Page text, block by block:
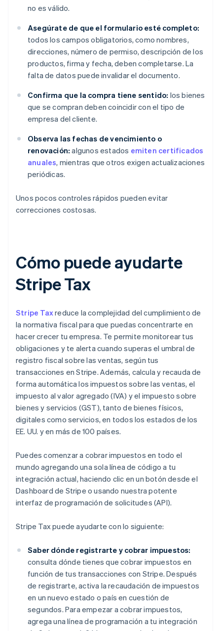
no es válido.
Asegúrate de que el formulario esté completo:
todos los campos obligatorios, como nombres,
direcciones, número de permiso, descripción de los
productos, firma y fecha, deben completarse. La
falta de datos puede invalidar el documento.
Confirma que la compra tiene sentido: los bienes
que se compran deben coincidir con el tipo de
empresa del cliente.
Observa las fechas de vencimiento o
renovación: algunos estados emiten certificados
anuales, mientras que otros exigen actualizaciones
periódicas.
Unos pocos controles rápidos pueden evitar
correcciones costosas.
Cómo puede ayudarte
Stripe Tax
Stripe Taxreduce la complejidad del cumplimiento de
la normativa fiscal para que puedas concentrarte en
hacer crecer tu empresa. Te permite monitorear tus
obligaciones y te alerta cuando superas el umbral de
registro fiscal sobre las ventas, según tus
transacciones en Stripe. Además, calcula y recauda de
forma automática los impuestos sobre las ventas, el
impuesto al valor agregado (IVA) y el impuesto sobre
bienes y servicios (GST), tanto de bienes físicos,
digitales como servicios, en todos los estados de los
EE. UU. y en más de 100 países.
Puedes comenzar a cobrar impuestos en todo el
mundo agregando una sola línea de código a tu
integración actual, haciendo clic en un botón desde el
Dashboard de Stripe o usando nuestra potente
interfaz de programación de solicitudes (API).
Stripe Tax puede ayudarte con lo siguiente:
Saber dónde registrarte y cobrar impuestos:
consulta dónde tienes que cobrar impuestos en
función de tus transacciones con Stripe. Después
de registrarte, activa la recaudación de impuestos
en un nuevo estado o país en cuestión de
segundos. Para empezar a cobrar impuestos,
agrega una línea de programación a tu integración